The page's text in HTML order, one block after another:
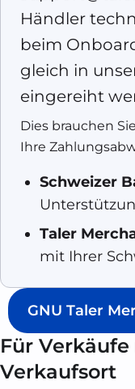
Händler
beim
gleich in
eingereiht
Dies brauchen
Ihre
Schweizer
Taler
mit Ihrer
GNU Taler
Für
Verkaufsort